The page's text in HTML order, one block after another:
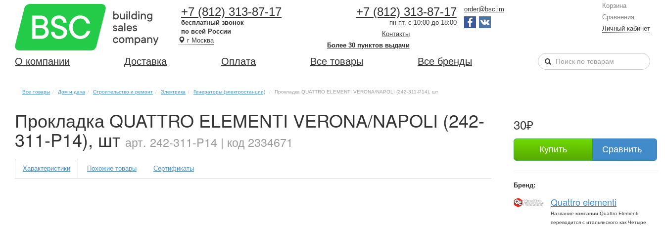
+7 (812) 313-87-17
бесплатный звонок
по всей России
г Москва
+7 (812) 313-87-17
пн-пт, с 10:00 до 18:00
Контакты
Более 30 пунктов выдачи
order@bsc.im
Корзина
Сравнения
Личный кабинет
О компании Доставка Оплата Все товары Все бренды
Все товары Дом и дача Строительство и ремонт Электрика Генераторы (электростанции) Прокладка QUATTRO ELEMENTI VERONA/NAPOLI (242-311-P14), шт
Прокладка QUATTRO ELEMENTI VERONA/NAPOLI (242-
311-P14), шт арт. 242-311-P14 | код 2334671
Характеристики Похожие товары Сертификаты
30₽
Купить Сравнить
Бренд:
Quattro elementi
Название компании Quattro Elementi
переводится с итальянского как Четыре